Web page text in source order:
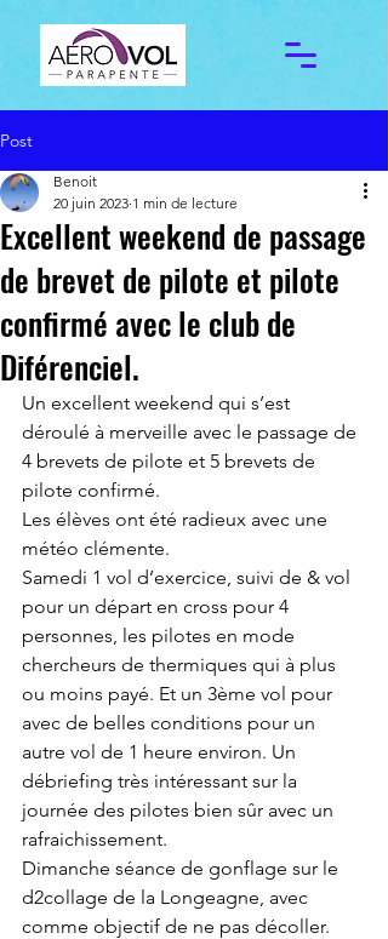
Post
Excellent weekend de passage
de brevet de pilote et pilote
confirmé avec le club de
Diférenciel.
Benoit
20 juin 2023 1 min de lecture
Un excellent weekend qui s’est
déroulé à merveille avec le passage de
4 brevets de pilote et 5 brevets de
pilote confirmé.
Les élèves ont été radieux avec une
météo clémente.
Samedi 1 vol d’exercice, suivi de & vol
pour un départ en cross pour 4
personnes, les pilotes en mode
chercheurs de thermiques qui à plus
ou moins payé. Et un 3ème vol pour
avec de belles conditions pour un
autre vol de 1 heure environ. Un
débriefing très intéressant sur la
journée des pilotes bien sûr avec un
rafraichissement.
Dimanche séance de gonflage sur le
d2collage de la Longeagne, avec
comme objectif de ne pas décoller.